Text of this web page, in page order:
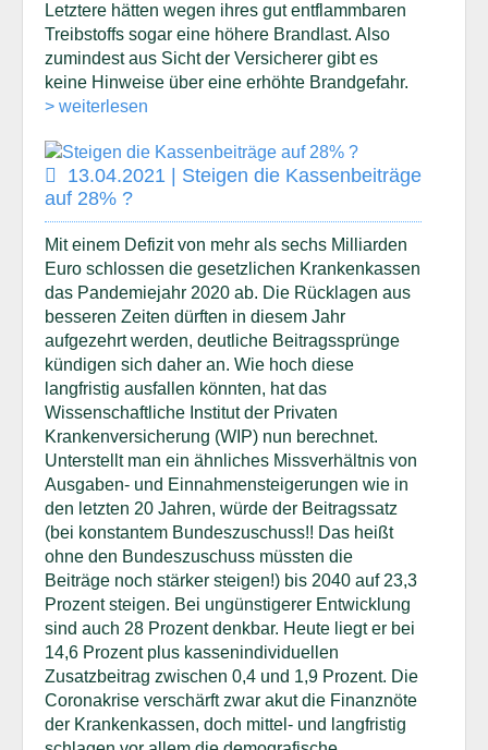
Letztere hätten wegen ihres gut entflammbaren
Treibstoffs sogar eine höhere Brandlast. Also
zumindest aus Sicht der Versicherer gibt es
keine Hinweise über eine erhöhte Brandgefahr.
> weiterlesen
13.04.2021 | Steigen die Kassenbeiträge
auf 28% ?
Mit einem Defizit von mehr als sechs Milliarden
Euro schlossen die gesetzlichen Krankenkassen
das Pandemiejahr 2020 ab. Die Rücklagen aus
besseren Zeiten dürften in diesem Jahr
aufgezehrt werden, deutliche Beitragssprünge
kündigen sich daher an. Wie hoch diese
langfristig ausfallen könnten, hat das
Wissenschaftliche Institut der Privaten
Krankenversicherung (WIP) nun berechnet.
Unterstellt man ein ähnliches Missverhältnis von
Ausgaben- und Einnahmensteigerungen wie in
den letzten 20 Jahren, würde der Beitragssatz
(bei konstantem Bundeszuschuss!! Das heißt
ohne den Bundeszuschuss müssten die
Beiträge noch stärker steigen!) bis 2040 auf 23,3
Prozent steigen. Bei ungünstigerer Entwicklung
sind auch 28 Prozent denkbar. Heute liegt er bei
14,6 Prozent plus kassenindividuellen
Zusatzbeitrag zwischen 0,4 und 1,9 Prozent. Die
Coronakrise verschärft zwar akut die Finanznöte
der Krankenkassen, doch mittel- und langfristig